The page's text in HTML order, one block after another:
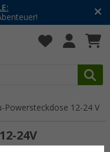
Powersteckdose 12-24 V
24V